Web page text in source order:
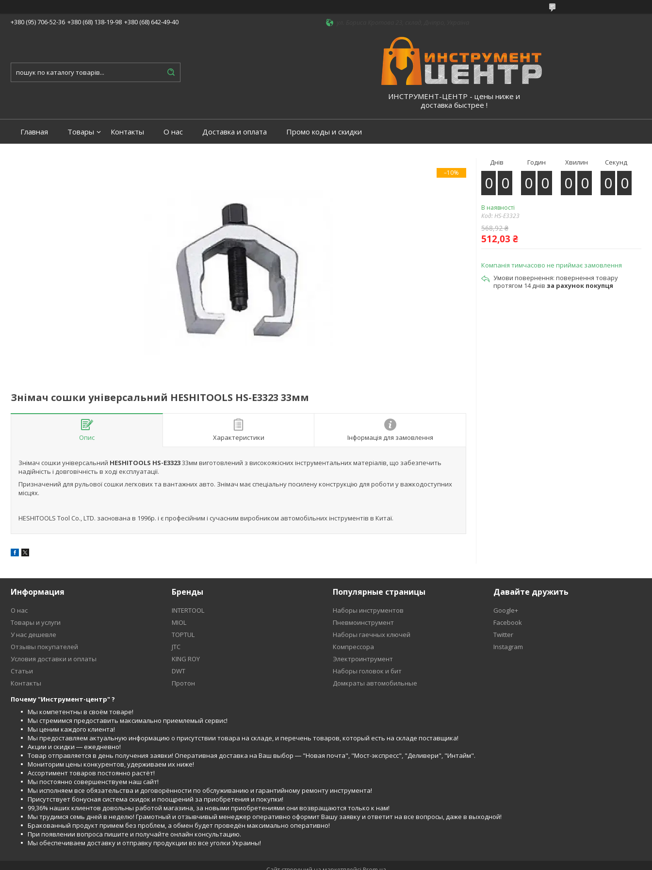
+380 (95) 706-52-36 +380 (68) 138-19-98 +380 (68) 642-49-40
ИНСТРУМЕНТ-ЦЕНТР - цены ниже и
доставка быстрее !
Главная Товары Контакты О нас Доставка и оплата Промо коды и скидки
–10%
Знімач сошки універсальний HESHITOOLS HS-E3323 33мм
Опис Характеристики Інформація для замовлення
Знімач сошки універсальний HESHITOOLS HS-E332333мм виготовлений з високоякісних інструментальних матеріалів, що забезпечить
надійність і довговічність в ході експлуатації.
Призначений для рульової сошки легкових та вантажних авто. Знімач має спеціальну посилену конструкцію для роботи у важкодоступних
місцях.
HESHITOOLS Tool Co., LTD. заснована в 1996р. і є професійним і сучасним виробником автомобільних інструментів в Китаї.
Днів
0 0
Годин
0 0
Хвилин
0 0
Секунд
0 0
В наявності
Код:HS-E3323
568,92 ₴
512,03 ₴
Компанія тимчасово не приймає замовлення
повернення товару
протягом 14 днів за рахунок покупця
Информация
О нас
Товары и услуги
У нас дешевле
Отзывы покупателей
Условия доставки и оплаты
Статьи
Контакты
Бренды
INTERTOOL
MIOL
TOPTUL
JTC
KING ROY
DWT
Протон
Популярные страницы
Наборы инструментов
Пневмоинструмент
Наборы гаечных ключей
Компрессора
Электроинтрумент
Наборы головок и бит
Домкраты автомобильные
Давайте дружить
Google+
Facebook
Twitter
Instagram
Почему "Инструмент-центр" ?
Мы компетентны в своём товаре!
Мы стремимся предоставить максимально приемлемый сервис!
Мы ценим каждого клиента!
Мы предоставляем актуальную информацию о присутствии товара на складе, и перечень товаров, который есть на складе поставщика!
Акции и скидки ― ежедневно!
Товар отправляется в день получения заявки! Оперативная доставка на Ваш выбор ― "Новая почта", "Мост-экспресс", "Деливери", "Интайм".
Мониторим цены конкурентов, удерживаем их ниже!
Ассортимент товаров постоянно растёт!
Мы постоянно совершенствуем наш сайт!
Мы исполняем все обязательства и договорённости по обслуживанию и гарантийному ремонту инструмента!
Присутствует бонусная система скидок и поощрений за приобретения и покупки!
99,36% наших клиентов довольны работой магазина, за новыми приобретениями они возвращаются только к нам!
Мы трудимся семь дней в неделю! Грамотный и отзывчивый менеджер оперативно оформит Вашу заявку и ответит на все вопросы, даже в выходной!
Бракованный продукт примем без проблем, а обмен будет проведён максимально оперативно!
При появлении вопроса пишите и получайте онлайн консультацию.
Мы обеспечиваем доставку и отправку продукции во все уголки Украины!